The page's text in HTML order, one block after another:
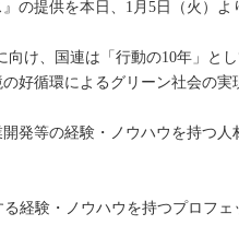
の提供を本日、1月5日（火）よ
向け、国連は「行動の10年」
好循環によるグリーン社会の
発等の経験・ノウハウを持つ
経験・ノウハウを持つプロフ